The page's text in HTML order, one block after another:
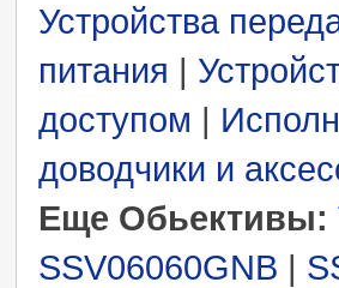
Устройства
питания |
доступом |
доводчики и
Еще Обьективы:
SSV06060GNB |